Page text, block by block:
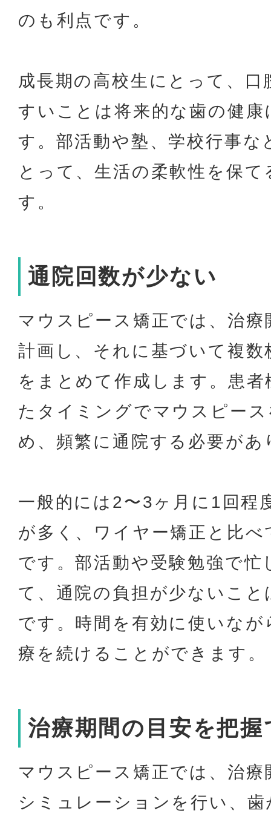
のも利点です。
成長期の高校生にとって、
すいことは将来的な歯の健
す。部活動や塾、学校行事な
とって、生活の柔軟性を保
す。
通院回数が少ない
マウスピース矯正では、治
計画し、それに基づいて複
をまとめて作成します。患
たタイミングでマウスピー
め、頻繁に通院する必要があ
一般的には2〜3ヶ月に1回程
が多く、ワイヤー矯正と比
です。部活動や受験勉強で忙
て、通院の負担が少ないこ
です。時間を有効に使いな
療を続けることができます。
治療期間の目安を把握
マウスピース矯正では、治
シミュレーションを行い、